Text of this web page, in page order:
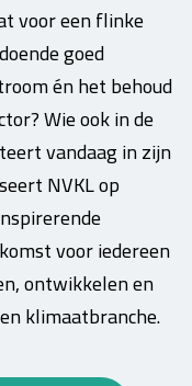
voor een flinke
goed
én het behoud
Wie ook in de
vandaag in zijn
NVKL op
voor iedereen
ontwikkelen en
klimaatbranche.